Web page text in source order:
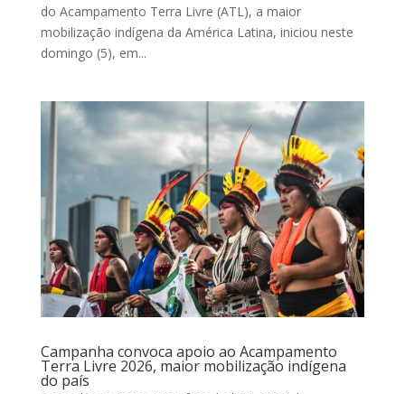
do Acampamento Terra Livre (ATL), a maior
mobilização indígena da América Latina, iniciou neste
domingo (5), em...
Campanha convoca apoio ao Acampamento
Terra Livre 2026, maior mobilização indígena
do país